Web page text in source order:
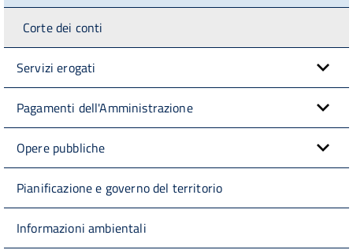
Corte dei conti
Servizi erogati
Pagamenti dell'Amministrazione
Opere pubbliche
Pianificazione e governo del territorio
Informazioni ambientali